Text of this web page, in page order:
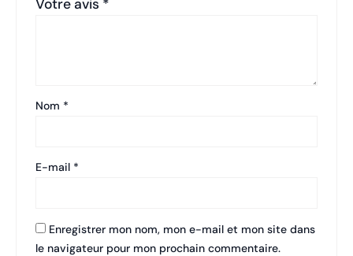
Votre avis *
Nom *
E-mail *
Enregistrer mon nom, mon e-mail et mon site dans
le navigateur pour mon prochain commentaire.